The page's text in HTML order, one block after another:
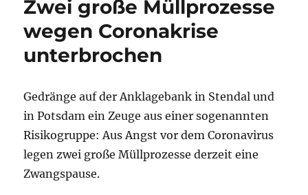
Zwei große Müllprozesse
wegen Coronakrise
unterbrochen
Gedränge auf der Anklagebank in Stendal und
in Potsdam ein Zeuge aus einer sogenannten
Risikogruppe: Aus Angst vor dem Coronavirus
legen zwei große Müllprozesse derzeit eine
Zwangspause.